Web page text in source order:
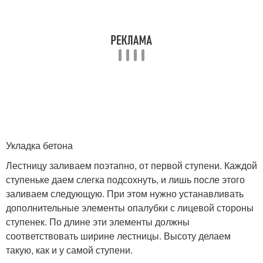
Укладка бетона
Лестницу заливаем поэтапно, от первой ступени. Каждой
ступеньке даем слегка подсохнуть, и лишь после этого
заливаем следующую. При этом нужно устанавливать
дополнительные элементы опалубки с лицевой стороны
ступенек. По длине эти элементы должны
соответствовать ширине лестницы. Высоту делаем
такую, как и у самой ступени.